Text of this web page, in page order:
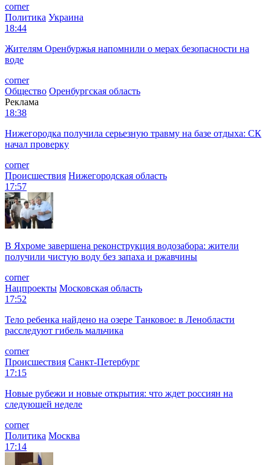
corner
Политика Украина
18:44
Жителям Оренбуржья напомнили о мерах безопасности на
воде
corner
Общество Оренбургская область
Реклама
18:38
Нижегородка получила серьезную травму на базе отдыха: СК
начал проверку
corner
Происшествия Нижегородская область
17:57
В Яхроме завершена реконструкция водозабора: жители
получили чистую воду без запаха и ржавчины
corner
Нацпроекты Московская область
17:52
Тело ребенка найдено на озере Танковое: в Ленобласти
расследуют гибель мальчика
corner
Происшествия Санкт-Петербург
17:15
Новые рубежи и новые открытия: что ждет россиян на
следующей неделе
corner
Политика Москва
17:14